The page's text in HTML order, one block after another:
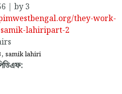
| by 3
they-work-
lahiripart-2
, samik lahiri